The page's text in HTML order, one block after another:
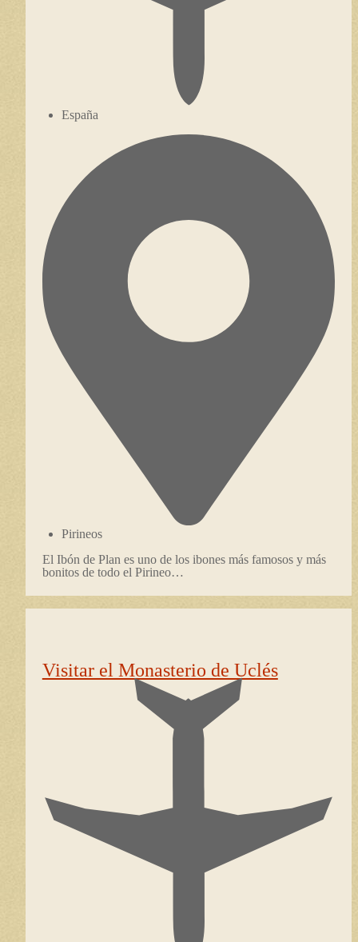
España
Pirineos
El Ibón de Plan es uno de los ibones más famosos y más
bonitos de todo el Pirineo…
Visitar el Monasterio de Uclés